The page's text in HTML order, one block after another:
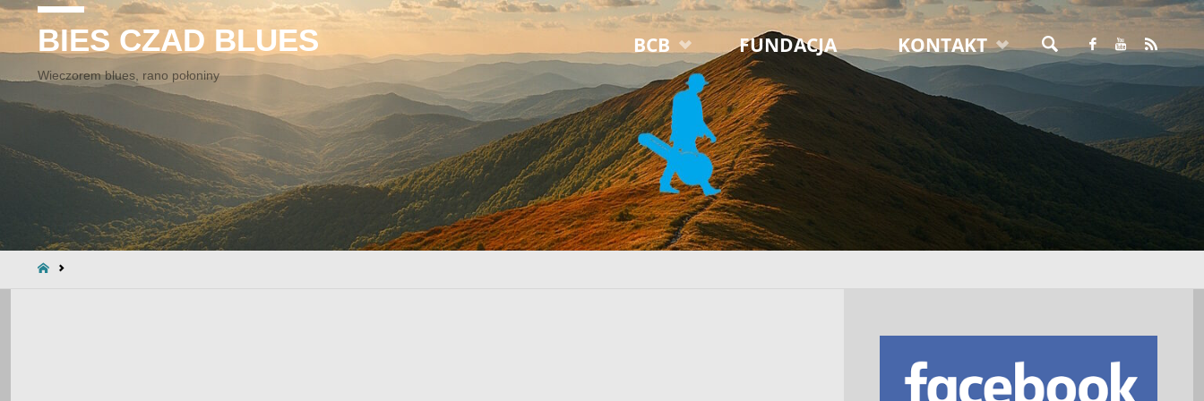
BIES CZAD BLUES
Wieczorem blues, rano połoniny
Przejdź
do
treści
BCB FUNDACJA KONTAKT
SZUKAJ
STRONA